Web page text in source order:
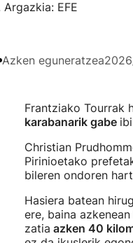
EFE
Azken eguneratzea
Frantziako Tourrak
karabanarik gabe
Christian
Pirinioetako
bileren ondoren
Hasiera batean
ere, baina
zatia azken 40